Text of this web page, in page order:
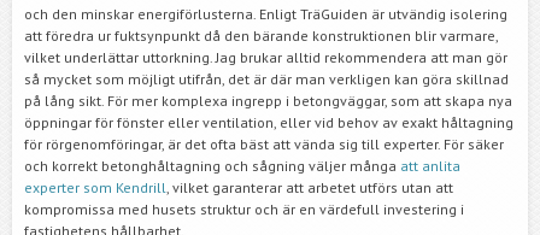
och den minskar energiförlusterna. Enligt TräGuiden är utvändig isolering
att föredra ur fuktsynpunkt då den bärande konstruktionen blir varmare,
vilket underlättar uttorkning. Jag brukar alltid rekommendera att man gör
så mycket som möjligt utifrån, det är där man verkligen kan göra skillnad
på lång sikt. För mer komplexa ingrepp i betongväggar, som att skapa nya
öppningar för fönster eller ventilation, eller vid behov av exakt håltagning
för rörgenomföringar, är det ofta bäst att vända sig till experter. För säker
och korrekt betonghåltagning och sågning väljer många att anlita
experter som Kendrill , vilket garanterar att arbetet utförs utan att
kompromissa med husets struktur och är en värdefull investering i
fastighetens hållbarhet.